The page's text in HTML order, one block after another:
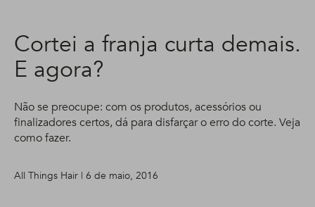
Cortei a franja curta demais.
E agora?
Não se preocupe: com os produtos, acessórios ou
finalizadores certos, dá para disfarçar o erro do corte. Veja
como fazer.
All Things Hair | 6 de maio, 2016